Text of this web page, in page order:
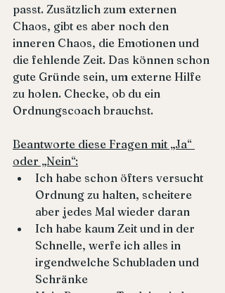
passt. Zusätzlich zum externen
Chaos, gibt es aber noch den
inneren Chaos, die Emotionen und
die fehlende Zeit. Das können schon
gute Gründe sein, um externe Hilfe
zu holen. Checke, ob du ein
Ordnungscoach brauchst.
Beantworte diese Fragen mit „Ja“
oder „Nein“:
Ich habe schon öfters versucht
Ordnung zu halten, scheitere
aber jedes Mal wieder daran
Ich habe kaum Zeit und in der
Schnelle, werfe ich alles in
irgendwelche Schubladen und
Schränke